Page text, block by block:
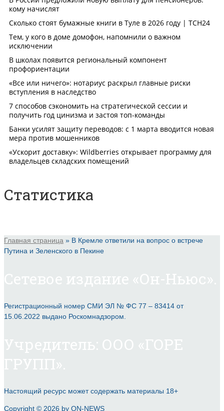
Статистика
Главная страница » В Кремле ответили на вопрос о встрече
Путина и Зеленского в Пекине
Регистрационный номер СМИ ЭЛ № ФС 77 – 83414 от
15.06.2022 выдано Роскомнадзором.
Настоящий ресурс может содержать материалы 18+
Copyright © 2026 by ON-NEWS